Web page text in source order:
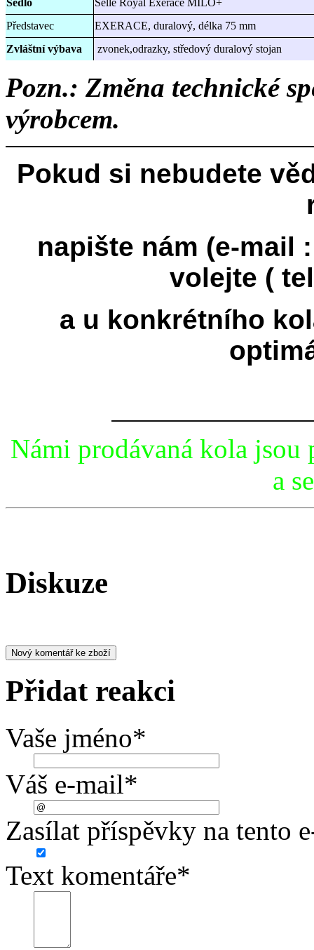
Představec
EXERACE, duralový, délka 75 mm
Zvláštní výbava
zvonek,odrazky, středový duralový stojan
Pozn.: Změna technické
výrobcem.
Pokud si nebudete
napište nám (e-mail
volejte (
a u konkrétního
Námi prodávaná kola
a
Diskuze
Přidat reakci
Vaše jméno*
Váš e-mail*
Zasílat příspěvky na tento
Text komentáře*